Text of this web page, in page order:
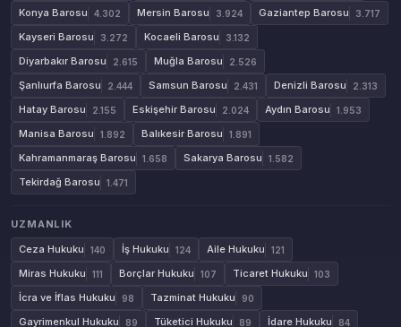
Konya Barosu 4.302 Mersin Barosu 3.924 Gaziantep Barosu 3.717
Kayseri Barosu 3.272 Kocaeli Barosu 3.132
Diyarbakır Barosu 2.615 Muğla Barosu 2.526
Şanlıurfa Barosu 2.444 Samsun Barosu 2.431 Denizli Barosu 2.313
Hatay Barosu 2.155 Eskişehir Barosu 2.024 Aydın Barosu 1.953
Manisa Barosu 1.892 Balıkesir Barosu 1.891
Kahramanmaraş Barosu 1.658 Sakarya Barosu 1.582
Tekirdağ Barosu 1.471
UZMANLIK
Ceza Hukuku
140 İş Hukuku 124 Aile Hukuku 121
Miras Hukuku 111 Borçlar Hukuku 107 Ticaret Hukuku 103
İcra ve İflas Hukuku 98 Tazminat Hukuku 90
Gayrimenkul Hukuku 89 Tüketici Hukuku 89 İdare Hukuku 84